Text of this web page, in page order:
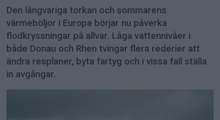
Den långvariga torkan och sommarens
värmeböljor i Europa börjar nu påverka
flodkryssningar på allvar. Låga vattennivåer i
både Donau och Rhen tvingar flera rederier att
ändra resplaner, byta fartyg och i vissa fall ställa
in avgångar.